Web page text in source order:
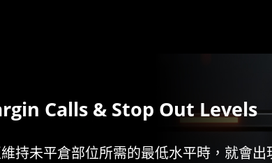
Calls & Stop Out Levels
持未平倉部位所需的最低水平時，就會